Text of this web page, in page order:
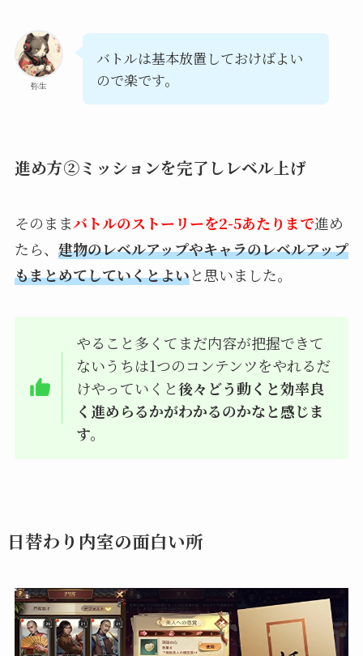
弥生
バトルは基本放置しておけばよい
ので楽です。
進め方②ミッションを完了しレベル上げ
そのままバトルのストーリーを2-5あたりまで進め
たら、 建物のレベルアップやキャラのレベルアップ
もまとめてしていくとよいと思いました。
やること多くてまだ内容が把握できて
ないうちは1つのコンテンツをやれるだ
けやっていくと後々どう動くと効率良
く進めらるかがわかるのかなと感じま
す。
日替わり内室の面白い所